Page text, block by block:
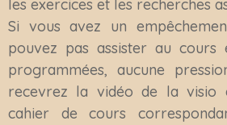
les exercices et les recherches
Si vous avez un
pouvez pas assister au cours
programmées, aucune
recevrez la vidéo de la visio
cahier de cours